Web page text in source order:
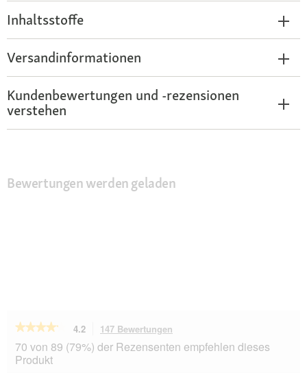
Inhaltsstoffe
Versandinformationen
Kundenbewertungen und -rezensionen
verstehen
Bewertungen werden geladen
★★★★★
★★★★★
von
5
4.2 147 Bewertungen
Aktion
70 von 89 (79%) der Rezensenten empfehlen dieses
Produkt